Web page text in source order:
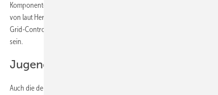
Komponententechnologie erreicht das System eine Energieeffizienz
von laut Hersteller mehr als 93 Prozent und ist daher geeignet, Smart-
Grid-Controller-Plattform für Energiespeicherung und -verbrauch zu
sein.
Jugend forscht an Speichers
Auch die deutschen Nachwuchsforscher beschäftigen sich mit